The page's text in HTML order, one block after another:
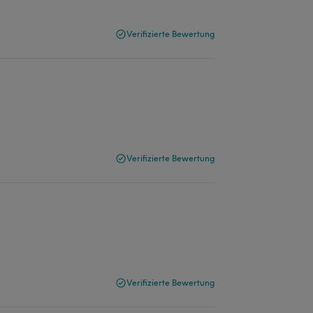
Verifizierte Bewertung
Verifizierte Bewertung
Verifizierte Bewertung